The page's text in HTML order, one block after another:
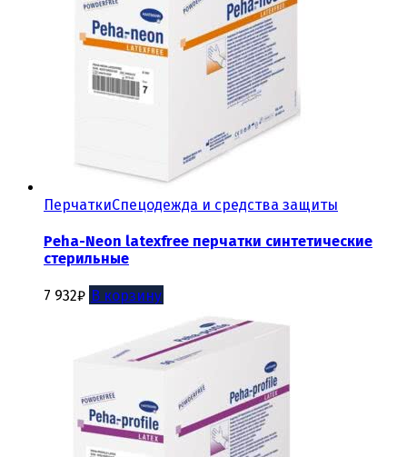
ПерчаткиСпецодежда и средства защиты
Peha-Neon latexfree перчатки синтетические
стерильные
7 932₽ В корзину